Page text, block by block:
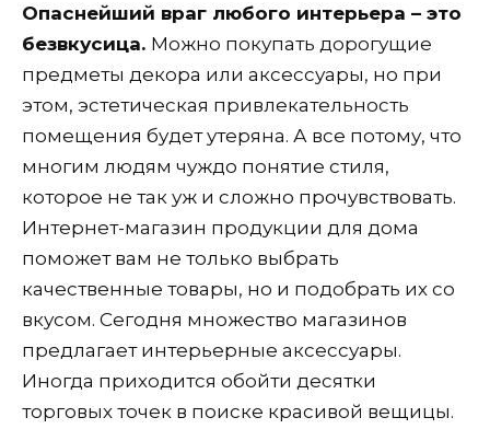
Опаснейший враг любого интерьера – это
безвкусица. Можно покупать дорогущие
предметы декора или аксессуары, но при
этом, эстетическая привлекательность
помещения будет утеряна. А все потому, что
многим людям чуждо понятие стиля,
которое не так уж и сложно прочувствовать.
Интернет-магазин продукции для дома
поможет вам не только выбрать
качественные товары, но и подобрать их со
вкусом. Сегодня множество магазинов
предлагает интерьерные аксессуары.
Иногда приходится обойти десятки
торговых точек в поиске красивой вещицы.